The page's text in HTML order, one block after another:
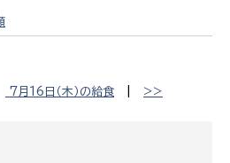
7月16日（木）の給食 >>